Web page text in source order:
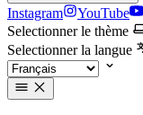
Instagram YouTube
Selectionner le thème
Selectionner la langue